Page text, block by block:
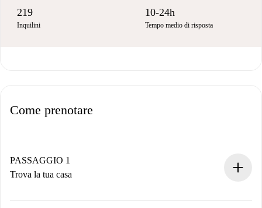
219
Inquilini
10-24h
Tempo medio di risposta
Come prenotare
PASSAGGIO 1
Trova la tua casa